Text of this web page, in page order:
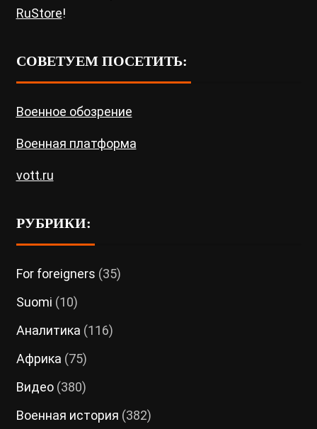
RuStore!
СОВЕТУЕМ ПОСЕТИТЬ:
Военное обозрение
Военная платформа
vott.ru
РУБРИКИ:
For foreigners (35)
Suomi (10)
Аналитика (116)
Африка (75)
Видео(380)
Военная история (382)